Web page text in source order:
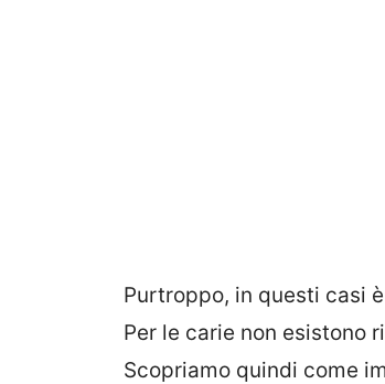
Purtroppo, in questi casi
Per le carie non esistono
Scopriamo quindi come